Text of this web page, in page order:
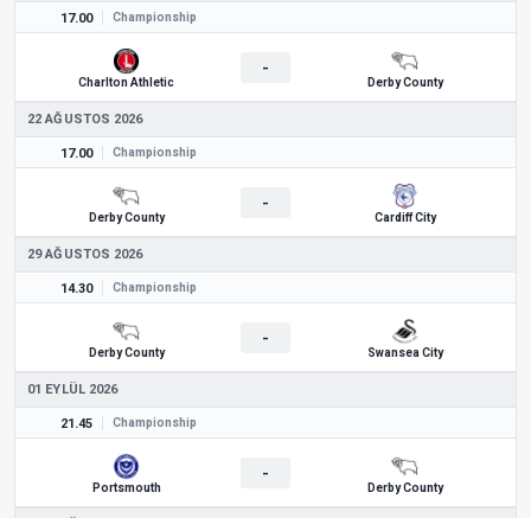
17.00 Championship
Charlton Athletic
-
Derby County
22 AĞUSTOS 2026
17.00 Championship
Derby County
-
Cardiff City
29 AĞUSTOS 2026
14.30 Championship
Derby County
-
Swansea City
01 EYLÜL 2026
21.45 Championship
Portsmouth
-
Derby County